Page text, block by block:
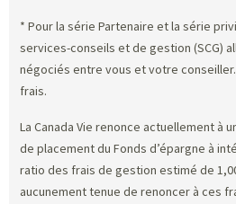
* Pour la série Partenaire et la série
services-conseils et de gestion (SCG)
négociés entre vous et votre
frais.
La Canada Vie renonce actuellement à
de placement du Fonds d’épargne à
ratio des frais de gestion estimé de
aucunement tenue de renoncer à ces